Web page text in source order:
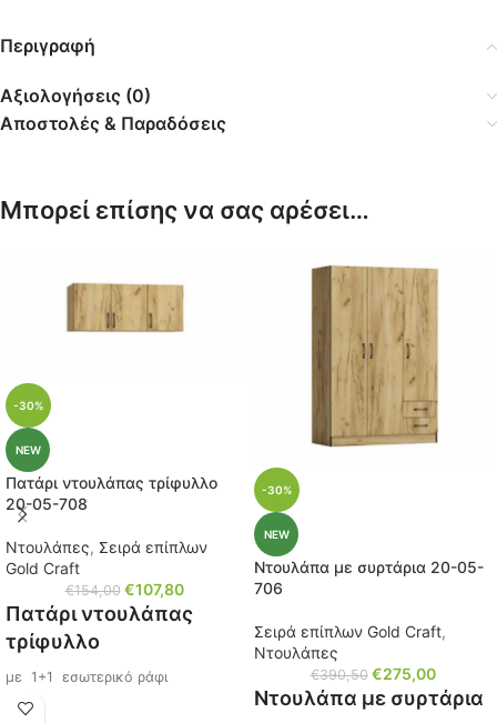
Περιγραφή
Αξιολογήσεις (0)
Αποστολές & Παραδόσεις
Μπορεί επίσης να σας αρέσει…
-30%
NEW
Πατάρι ντουλάπας τρίφυλλο
20-05-708
Ντουλάπες, Σειρά επίπλων
Gold Craft
€154,00 €107,80
Πατάρι ντουλάπας
τρίφυλλο
με 1+1 εσωτερικό ράφι
για τρίφυλλες ντουλάπες, πατήστε
-30%
NEW
Ντουλάπα με συρτάρια 20-05-
706
Σειρά επίπλων Gold Craft,
Ντουλάπες
€390,50 €275,00
Ντουλάπα με συρτάρια